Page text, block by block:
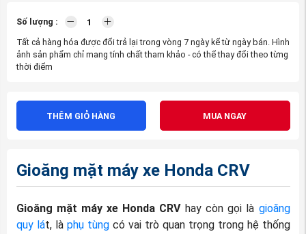
Số lượng :
Tất cả hàng hóa được đổi trả lại trong vòng 7 ngày kể từ ngày bán. Hình
ảnh sản phẩm chỉ mang tính chất tham khảo - có thể thay đổi theo từng
thời điểm
THÊM GIỎ HÀNG MUA NGAY
Gioăng mặt máy xe Honda CRV
Gioăng mặt máy xe Honda CRV hay còn gọi là gioăng
quy lát, là phụ tùngcó vai trò quan trọng trong hệ thống